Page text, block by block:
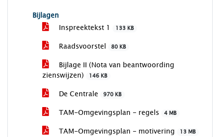
Bijlagen
Inspreektekst 1
133 KB
Raadsvoorstel 80 KB
Bijlage II (Nota van beantwoording
zienswijzen)
146 KB
De Centrale 970 KB
TAM-Omgevingsplan - regels 4 MB
TAM-Omgevingsplan - motivering 13 MB